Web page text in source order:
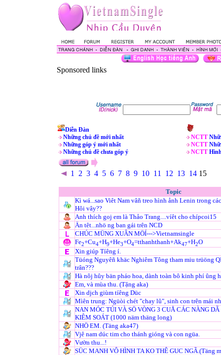
Sponsored links
Diễn Đàn
Những chủ đề mới nhất
Những góp ý mới nhất
Những chủ đề chưa góp ý
NCTT
NCTT
NCTT
1 2 3 4 5 6 7 8 9 10 11 12 13 14 15
Topic
Kì wá...sao Viêt Nam vâñ treo hình ånh Lenin trong
Hôi vây??
Anh thích goj em là Thåo Trang....víêt cho chípcoi15
Än têt...nhö ng ban gái trên NCD
CHÚC MÜNG XUÂN MÖÍ--->Vietnamsingle
Fe2+Cu4+H9+He3+O4=tthanhthanh+Ak47+H2O
Xin giúp Tíêng í.
Tüóng Nguyêñ khäc Nghiêm Tông tham miu trüöng
trân???
Hà nôj hûy bän pháo hoa, dành toàn bô kinh phí ûng
Em, và mùa thu. (Tặng aka)
Xin djch giùm tíêng Düc
Mìên trung: Ngüòi chét "chay lû", sinh con trên mái
NAN MÓC TÚI VÀ SÖ VÒNG 3 CUÅ CÁC NÀNG
KIÊM SOÁT (1000 näm thäng long)
NHÖ EM. (Täng aka47)
Vjê nam dúc tim cho thánh gióng và con ngüa.
Vườn thu...!
SÜC MANH VÔ HÌNH TA KO THÊ GUC NGÃ.(Täng